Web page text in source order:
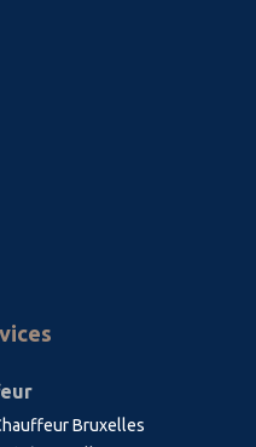
Bruxelles